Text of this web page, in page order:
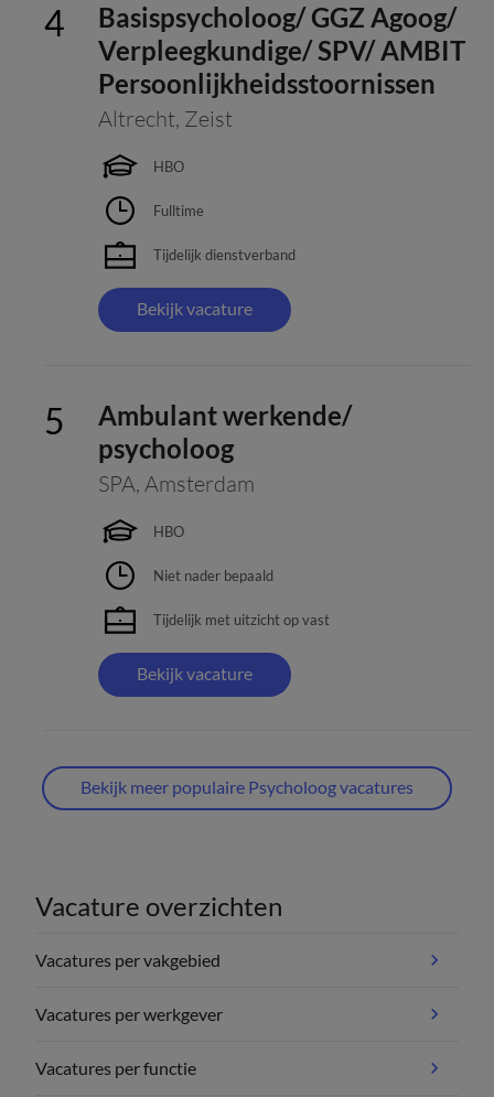
Basispsycholoog/ GGZ Agoog/
Verpleegkundige/ SPV/ AMBIT
Persoonlijkheidsstoornissen
Altrecht, Zeist
HBO
Fulltime
Tijdelijk dienstverband
Bekijk vacature
Ambulant werkende/
psycholoog
SPA, Amsterdam
HBO
Niet nader bepaald
Tijdelijk met uitzicht op vast
Bekijk vacature
Bekijk meer populaire Psycholoog vacatures
Vacature overzichten
Vacatures per vakgebied
Vacatures per werkgever
Vacatures per functie